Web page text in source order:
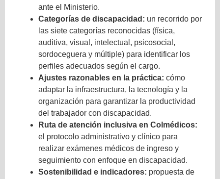
ante el Ministerio.
Categorías de discapacidad: un recorrido por
las siete categorías reconocidas (física,
auditiva, visual, intelectual, psicosocial,
sordoceguera y múltiple) para identificar los
perfiles adecuados según el cargo.
Ajustes razonables en la práctica: cómo
adaptar la infraestructura, la tecnología y la
organización para garantizar la productividad
del trabajador con discapacidad.
Ruta de atención inclusiva en Colmédicos:
el protocolo administrativo y clínico para
realizar exámenes médicos de ingreso y
seguimiento con enfoque en discapacidad.
Sostenibilidad e indicadores: propuesta de